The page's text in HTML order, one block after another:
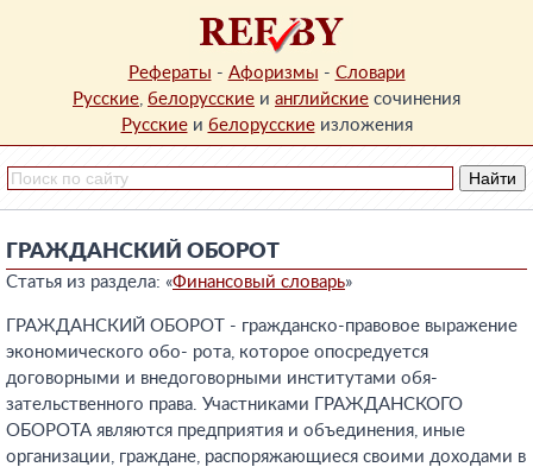
Рефераты - Афоризмы - Словари
Русские, белорусские и английские сочинения
Русскиеи белорусскиеизложения
ГРАЖДАНСКИЙ ОБОРОТ
Статья из раздела: «Финансовый словарь»
ГРАЖДАНСКИЙ ОБОРОТ - гражданско-правовое выражение
экономического обо- рота, которое опосредуется
договорными и внедоговорными институтами обя-
зательственного права. Участниками ГРАЖДАНСКОГО
ОБОРОТА являются предприятия и объединения, иные
организации, граждане, распоряжающиеся своими доходами в